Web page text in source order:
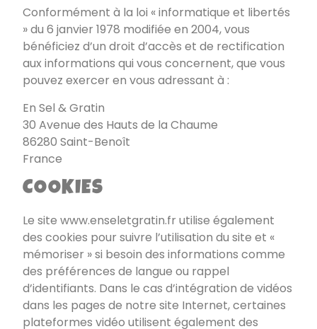
Conformément à la loi « informatique et libertés
» du 6 janvier 1978 modifiée en 2004, vous
bénéficiez d’un droit d’accès et de rectification
aux informations qui vous concernent, que vous
pouvez exercer en vous adressant à :
En Sel & Gratin
30 Avenue des Hauts de la Chaume
86280 Saint-Benoît
France
COOKIES
Le sitewww.enseletgratin.fr utilise également
des cookies pour suivre l’utilisation du site et «
mémoriser » si besoin des informations comme
des préférences de langue ou rappel
d’identifiants. Dans le cas d’intégration de vidéos
dans les pages de notre site Internet, certaines
plateformes vidéo utilisent également des